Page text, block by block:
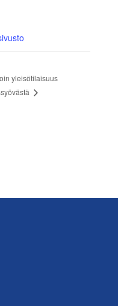
yleisötilaisuus